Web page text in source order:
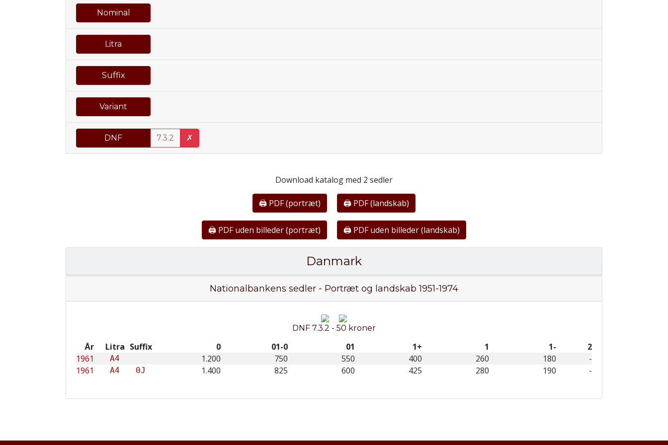
Nominal
Litra
Suffix
Variant
DNF 7.3.2 ✗
Download katalog med 2 sedler
🖨 PDF (portræt) 🖨 PDF (landskab)
🖨 PDF uden billeder (portræt) 🖨 PDF uden billeder (landskab)
Danmark
Nationalbankens sedler - Portræt og landskab 1951-1974
DNF 7.3.2 - 50 kroner
År Litra Suffix 0 01-0 01 1+ 1 1-
2
1961
A4 1.200 750 550 400 260 180
-
1961
A4 0J 1.400 825 600 425 280 190 -